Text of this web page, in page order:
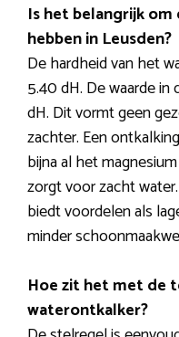
Is het belangrijk
hebben in Leusden?
De hardheid van het
5.40 dH. De waarde
dH. Dit vormt geen
zachter. Een
bijna al het
zorgt voor zacht
biedt voordelen als
minder
Hoe zit het met de
waterontkalker?